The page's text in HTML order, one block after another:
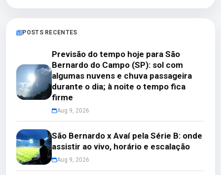
POSTS RECENTES
Previsão do tempo hoje para São
Bernardo do Campo (SP): sol com
algumas nuvens e chuva passageira
durante o dia; à noite o tempo fica
firme
Aug 9, 2026
São Bernardo x Avaí pela Série B: onde
assistir ao vivo, horário e escalação
Aug 9, 2026